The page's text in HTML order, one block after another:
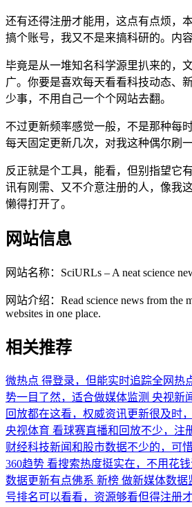
还有还得注册才能用，这点有点烦，
搞个账号，我又不是来搞科研的。内
毕竟是从一堆知名科学源里扒来的，
广。你要是喜欢每天看看科技动态、
少事，不用自己一个个网站去翻。
不过更新频率感觉一般，不是那种每
每天固定更新几次，对我这种偶尔刷
反正就是个工具，能看，但别指望它
讯有刚需、又不介意注册的人，像我
懒得打开了。
网站信息
网站名称： SciURLs – A neat science
网站介绍： Read science news from the
websites in one place.
相关推荐
微热点 得登录，但能实时追踪全网热
势一目了然，适合做媒体监测 央视新
回放都在这看，权威资讯更新很及时
央视体育 看球赛直播和回放不少，注
财经科技新闻和股市数据不少的，可
360趋势 看搜索热度挺实在，不用花
数据更新有点佛系 新榜 做新媒体数据
号排名可以看看，资源够看但得注册